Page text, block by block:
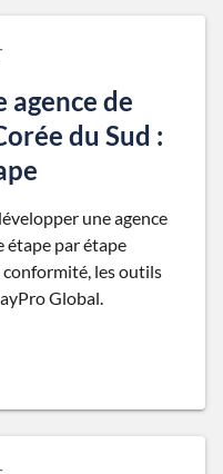
agence de
du Sud :
une agence
étape par étape
conformité, les outils
Global.